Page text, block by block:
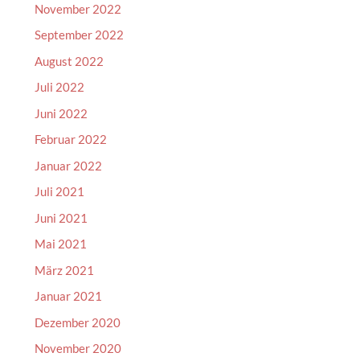
November 2022
September 2022
August 2022
Juli 2022
Juni 2022
Februar 2022
Januar 2022
Juli 2021
Juni 2021
Mai 2021
März 2021
Januar 2021
Dezember 2020
November 2020